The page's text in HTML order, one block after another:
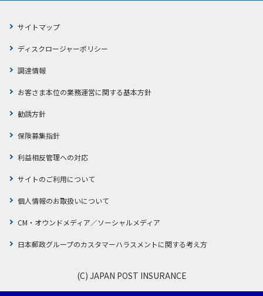
サイトマップ
ディスクロージャーポリシー
調達情報
お客さま本位の業務運営に関する基本方針
勧誘方針
保険募集指針
利益相反管理への対応
サイトのご利用について
個人情報のお取扱いについて
CM・オウンドメディア／ソーシャルメディア
日本郵政グループのカスタマーハラスメントに関する考え方
(C) JAPAN POST INSURANCE